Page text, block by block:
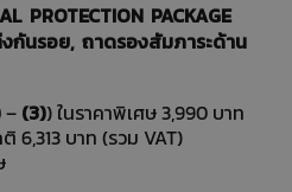
PROTECTION PACKAGE
กันรอย, ถาดรองสัมภาระด้าน
– (3)) ในราคาพิเศษ 3,990 บาท
6,313 บาท (รวม VAT)